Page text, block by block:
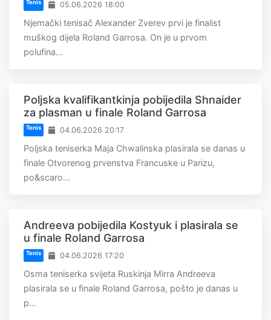
Tenis 05.06.2026 18:00
Njemački tenisač Alexander Zverev prvi je finalist
muškog dijela Roland Garrosa. On je u prvom
polufina...
Poljska kvalifikantkinja pobijedila Shnaider
za plasman u finale Roland Garrosa
Tenis 04.06.2026 20:17
Poljska teniserka Maja Chwalinska plasirala se danas u
finale Otvorenog prvenstva Francuske u Parizu,
po&scaro...
Andreeva pobijedila Kostyuk i plasirala se
u finale Roland Garrosa
Tenis 04.06.2026 17:20
Osma teniserka svijeta Ruskinja Mirra Andreeva
plasirala se u finale Roland Garrosa, pošto je danas u
p...